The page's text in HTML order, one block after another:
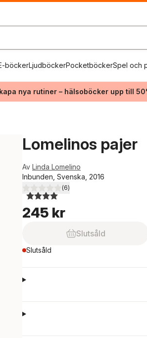
böckerLjudböckerPocketböckerSpel och
nya rutiner – hälsoböcker upp till
Lomelinos pajer
Av Linda Lomelino
Inbunden, Svenska, 2016
4,0utav 5 stjärnor. Totalt antal röster:
(6)
245 kr
Slutsåld
Slutsåld